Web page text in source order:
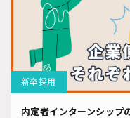
新卒採用
内定者インターンシップ